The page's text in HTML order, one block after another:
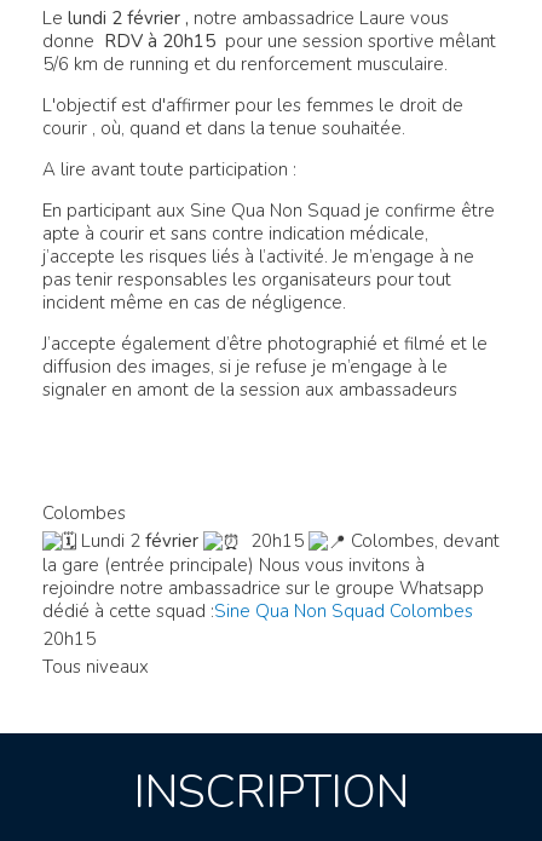
Le lundi 2 février , notre ambassadrice Laure vous
donne RDV à 20h15 pour une session sportive mêlant
5/6 km de running et du renforcement musculaire.
L'objectif est d'affirmer pour les femmes le droit de
courir , où, quand et dans la tenue souhaitée.
A lire avant toute participation :
En participant aux Sine Qua Non Squad je confirme être
apte à courir et sans contre indication médicale,
j’accepte les risques liés à l’activité. Je m’engage à ne
pas tenir responsables les organisateurs pour tout
incident même en cas de négligence.
J’accepte également d’être photographié et filmé et le
diffusion des images, si je refuse je m’engage à le
signaler en amont de la session aux ambassadeurs
Colombes
Lundi 2 février 20h15
Colombes, devant
la gare (entrée principale) Nous vous invitons à
rejoindre notre ambassadrice sur le groupe Whatsapp
dédié à cette squad :Sine Qua Non Squad Colombes
20h15
Tous niveaux
INSCRIPTION